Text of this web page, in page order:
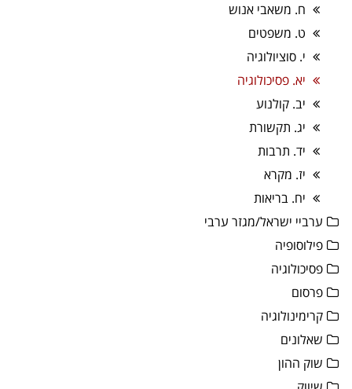
ח. משאבי אנוש
ט. משפטים
י. סוציולוגיה
יא. פסיכולוגיה
יב. קולנוע
יג. תקשורת
יד. תרבות
יז. מקרא
יח. בריאות
ערביי ישראל/מגזר ערבי
פילוסופיה
פסיכולוגיה
פרסום
קרימינולוגיה
שאלונים
שוק ההון